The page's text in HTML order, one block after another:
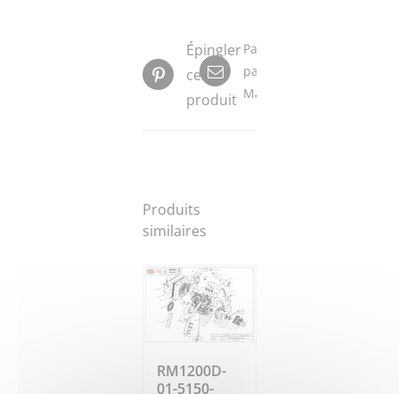
Épingler
ce
produit
Partager
par
Mail
Produits
similaires
RM1200D-
01-5150-